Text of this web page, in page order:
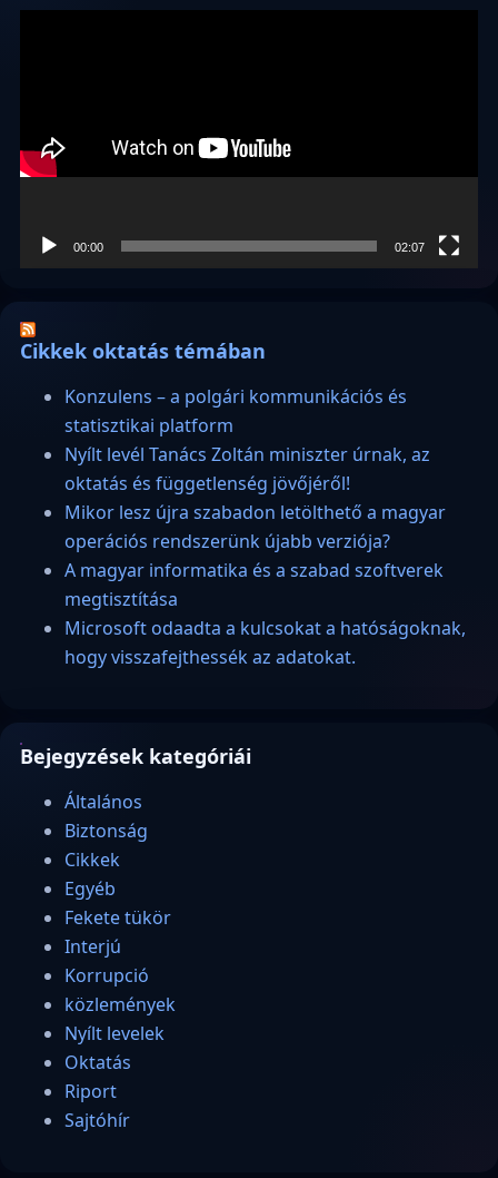
00:00 02:07
Cikkek oktatás témában
Konzulens – a polgári kommunikációs és
statisztikai platform
Nyílt levél Tanács Zoltán miniszter úrnak, az
oktatás és függetlenség jövőjéről!
Mikor lesz újra szabadon letölthető a magyar
operációs rendszerünk újabb verziója?
A magyar informatika és a szabad szoftverek
megtisztítása
Microsoft odaadta a kulcsokat a hatóságoknak,
hogy visszafejthessék az adatokat.
Bejegyzések kategóriái
Általános
Biztonság
Cikkek
Egyéb
Fekete tükör
Interjú
Korrupció
közlemények
Nyílt levelek
Oktatás
Riport
Sajtóhír